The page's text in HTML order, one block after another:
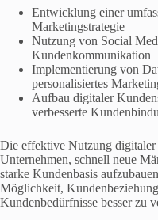
Entwicklung einer
Marketingstrategie
Nutzung von Social
Kundenkommunikation
Implementierung von
personalisiertes
Aufbau digitaler
verbesserte
Die effektive Nutzung
Unternehmen, schnell neue
starke Kundenbasis
Möglichkeit,
Kundenbedürfnisse besser zu